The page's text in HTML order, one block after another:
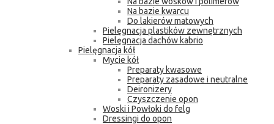
Na bazie kwarcu
Do lakierów matowych
Pielęgnacja plastików zewnętrznych
Pielęgnacja dachów kabrio
Pielęgnacja kół
Mycie kół
Preparaty kwasowe
Preparaty zasadowe i neutralne
Deironizery
Czyszczenie opon
Woski i Powłoki do felg
Dressingi do opon